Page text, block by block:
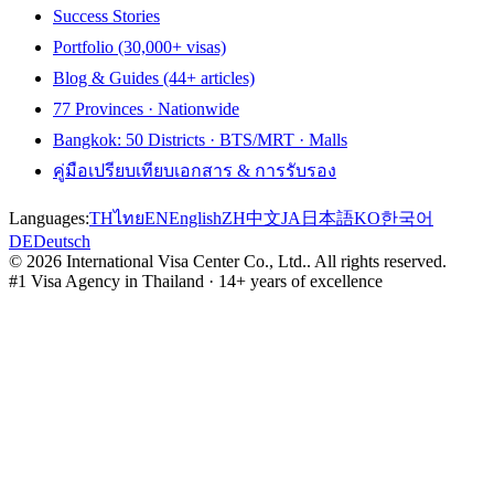
Success Stories
Portfolio (30,000+ visas)
Blog & Guides (44+ articles)
77 Provinces · Nationwide
Bangkok: 50 Districts · BTS/MRT · Malls
คู่มือเปรียบเทียบเอกสาร & การรับรอง
Languages:THไทยENEnglishZH中文JA 日本語KO한국어
DEDeutsch
© 2026 International Visa Center Co., Ltd.. All rights reserved.
#1 Visa Agency in Thailand · 14+ years of excellence